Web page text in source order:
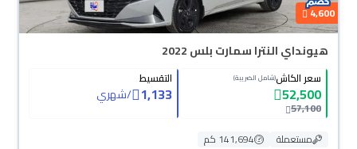
4,600
هيونداي النترا سمارت بلس 2022
سعر الكاش(شامل الضريبة)
52,500
57,100
التقسيط
1,133
/شهري
مستعملة
141,694 كم